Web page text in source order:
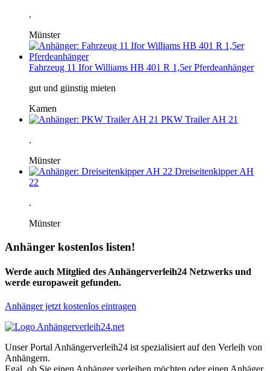
.
Münster
Fahrzeug 11 Ifor Williams HB 401 R 1,5er Pferdeanhänger
gut und günstig mieten
Kamen
PKW Trailer AH 21
.
Münster
Dreiseitenkipper AH
22
.
Münster
Anhänger kostenlos listen!
Werde auch Mitglied des Anhängerverleih24 Netzwerks und
werde europaweit gefunden.
Anhänger jetzt kostenlos eintragen
Unser Portal Anhängerverleih24 ist spezialisiert auf den Verleih von
Anhängern.